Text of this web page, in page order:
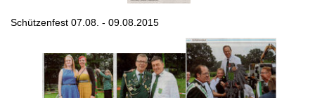
Schützenfest 07.08. - 09.08.2015